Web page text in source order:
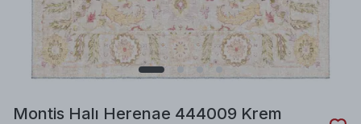
Montis Halı Herenae 444009 Krem